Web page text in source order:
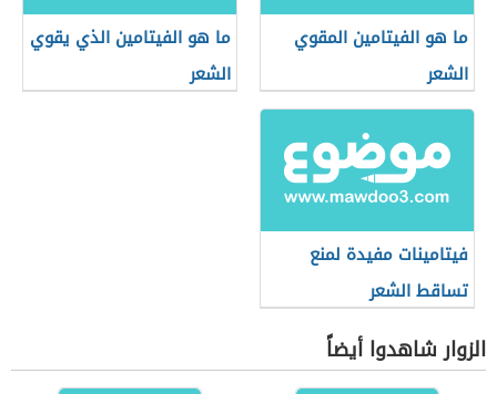
ما هو الفيتامين المقوي
الشعر
ما هو الفيتامين الذي يقوي
الشعر
فيتامينات مفيدة لمنع
تساقط الشعر
الزوار شاهدوا أيضاً